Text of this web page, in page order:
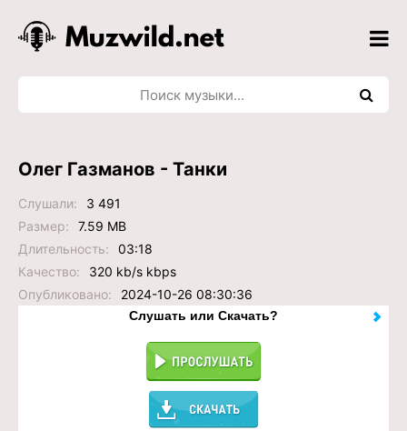
Олег Газманов - Танки
Слушали:
3 491
Размер:
7.59 MB
Длительность:
03:18
Качество:
320 kb/s kbps
Опубликовано:
2024-10-26 08:30:36
Слушать или Скачать?